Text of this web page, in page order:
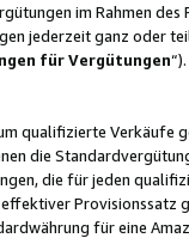
im Rahmen
jederzeit ganz oder
für Vergütungen“).
qualifizierte Verkäufe
die
die für jeden
für eine